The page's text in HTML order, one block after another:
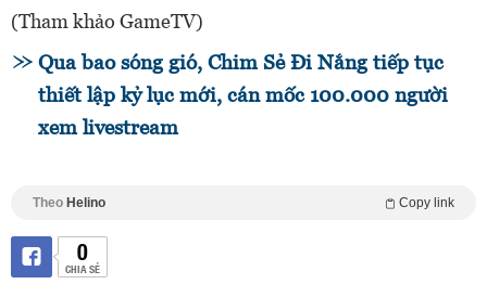
(Tham khảo GameTV)
Qua bao sóng gió, Chim Sẻ Đi Nắng tiếp tục
thiết lập kỷ lục mới, cán mốc 100.000 người
xem livestream
Theo Helino Copy link
0
CHIA SẺ